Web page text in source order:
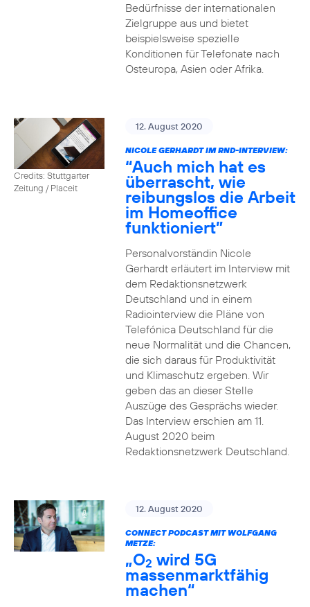
Bedürfnisse der internationalen
Zielgruppe aus und bietet
beispielsweise spezielle
Konditionen für Telefonate nach
Osteuropa, Asien oder Afrika.
Credits: Stuttgarter
Zeitung / Placeit
12. August 2020
NICOLE GERHARDT IM RND-INTERVIEW:
“Auch mich hat es
überrascht, wie
reibungslos die Arbeit
im Homeoffice
funktioniert”
Personalvorständin Nicole
Gerhardt erläutert im Interview mit
dem Redaktionsnetzwerk
Deutschland und in einem
Radiointerview die Pläne von
Telefónica Deutschland für die
neue Normalität und die Chancen,
die sich daraus für Produktivität
und Klimaschutz ergeben. Wir
geben das an dieser Stelle
Auszüge des Gesprächs wieder.
Das Interview erschien am 11.
August 2020 beim
Redaktionsnetzwerk Deutschland.
12. August 2020
CONNECT PODCAST MIT WOLFGANG
METZE:
„O2 wird 5G
massenmarktfähig
machen“